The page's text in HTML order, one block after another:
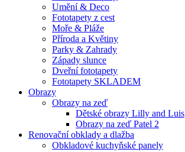
Umění & Deco
Fototapety z cest
Moře & Pláže
Příroda a Květiny
Parky & Zahrady
Západy slunce
Dveřní fototapety
Fototapety SKLADEM
Obrazy
Obrazy na zeď
Dětské obrazy Lilly and Luis
Obrazy na zeď Patel 2
Renovační obklady a dlažba
Obkladové kuchyňské panely